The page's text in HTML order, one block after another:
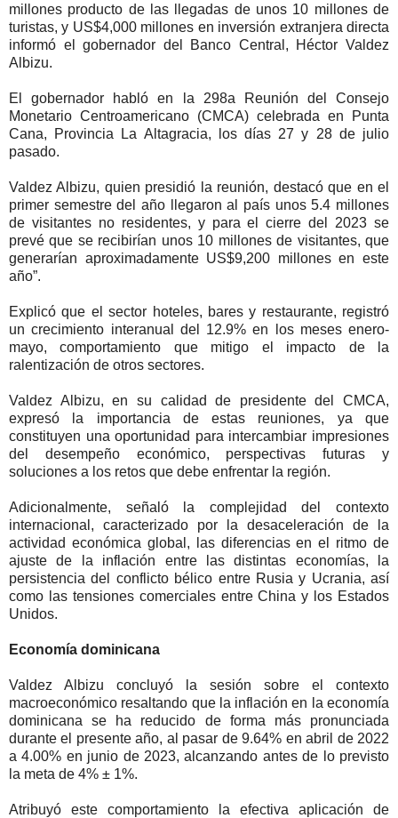
millones producto de las llegadas de unos 10 millones de
turistas, y US$4,000 millones en inversión extranjera directa
informó el gobernador del Banco Central, Héctor Valdez
Albizu.
El gobernador habló en la 298a Reunión del Consejo
Monetario Centroamericano (CMCA) celebrada en Punta
Cana, Provincia La Altagracia, los días 27 y 28 de julio
pasado.
Valdez Albizu, quien presidió la reunión, destacó que en el
primer semestre del año llegaron al país unos 5.4 millones
de visitantes no residentes, y para el cierre del 2023 se
prevé que se recibirían unos 10 millones de visitantes, que
generarían aproximadamente US$9,200 millones en este
año”.
Explicó que el sector hoteles, bares y restaurante, registró
un crecimiento interanual del 12.9% en los meses enero-
mayo, comportamiento que mitigo el impacto de la
ralentización de otros sectores.
Valdez Albizu, en su calidad de presidente del CMCA,
expresó la importancia de estas reuniones, ya que
constituyen una oportunidad para intercambiar impresiones
del desempeño económico, perspectivas futuras y
soluciones a los retos que debe enfrentar la región.
Adicionalmente, señaló la complejidad del contexto
internacional, caracterizado por la desaceleración de la
actividad económica global, las diferencias en el ritmo de
ajuste de la inflación entre las distintas economías, la
persistencia del conflicto bélico entre Rusia y Ucrania, así
como las tensiones comerciales entre China y los Estados
Unidos.
Economía dominicana
Valdez Albizu concluyó la sesión sobre el contexto
macroeconómico resaltando que la inflación en la economía
dominicana se ha reducido de forma más pronunciada
durante el presente año, al pasar de 9.64% en abril de 2022
a 4.00% en junio de 2023, alcanzando antes de lo previsto
la meta de 4% ± 1%.
Atribuyó este comportamiento la efectiva aplicación de